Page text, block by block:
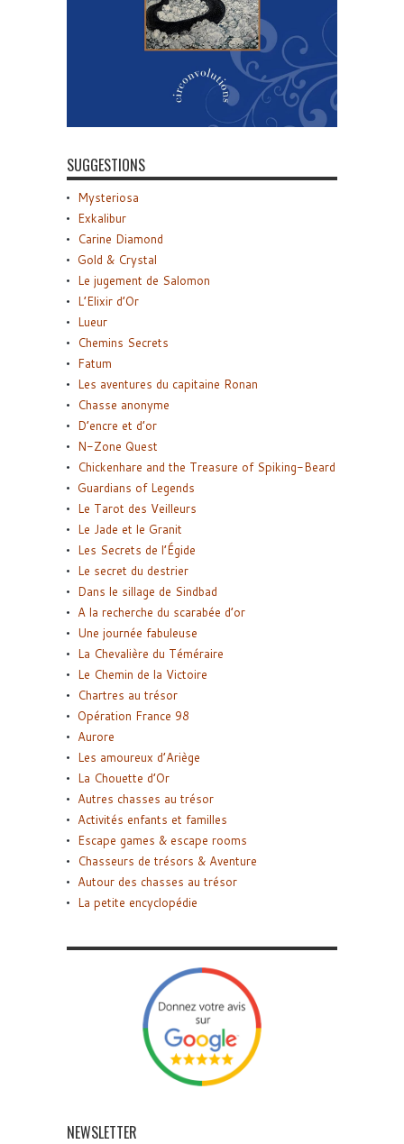
SUGGESTIONS
Mysteriosa
Exkalibur
Carine Diamond
Gold & Crystal
Le jugement de Salomon
L’Elixir d’Or
Lueur
Chemins Secrets
Fatum
Les aventures du capitaine Ronan
Chasse anonyme
D’encre et d’or
N-Zone Quest
Chickenhare and the Treasure of Spiking-Beard
Guardians of Legends
Le Tarot des Veilleurs
Le Jade et le Granit
Les Secrets de l’Égide
Le secret du destrier
Dans le sillage de Sindbad
A la recherche du scarabée d’or
Une journée fabuleuse
La Chevalière du Téméraire
Le Chemin de la Victoire
Chartres au trésor
Opération France 98
Aurore
Les amoureux d’Ariège
La Chouette d’Or
Autres chasses au trésor
Activités enfants et familles
Escape games & escape rooms
Chasseurs de trésors & Aventure
Autour des chasses au trésor
La petite encyclopédie
NEWSLETTER